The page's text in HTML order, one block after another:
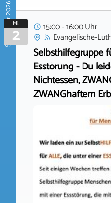
September 2026Mi.
2
15:00 - 16:00 Uhr
Evangelische-
Selbsthilfegruppe
Esstörung - Du
Nichtessen,
ZWANGhaftem